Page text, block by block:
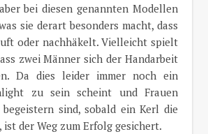
bei diesen genannten Modellen
sie derart besonders macht, dass
oder nachhäkelt. Vielleicht spielt
zwei Männer sich der Handarbeit
Da dies leider immer noch ein
zu sein scheint und Frauen
sind, sobald ein Kerl die
der Weg zum Erfolg gesichert.